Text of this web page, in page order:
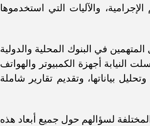
والآليات التي استخدموها
في البنوك المحلية والدولية
النيابة أجهزة الكمبيوتر والهواتف
بياناتها، وتقديم تقارير شاملة
لسؤالهم حول جميع أبعاد هذه